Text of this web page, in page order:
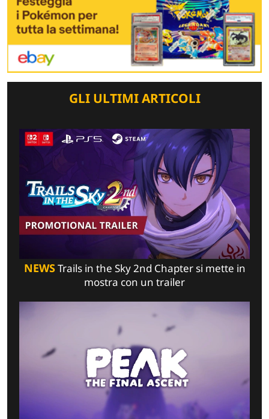
GLI ULTIMI ARTICOLI
NEWSTrails in the Sky 2nd Chapter si mette in
mostra con un trailer